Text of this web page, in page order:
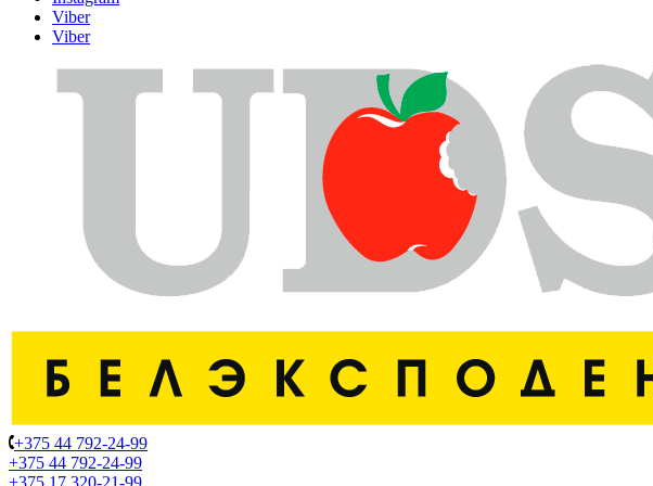
Viber
Viber
+375 44 792-24-99
+375 44 792-24-99
+375 17 320-21-99